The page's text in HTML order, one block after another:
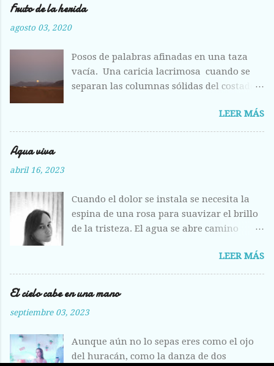
Fruto de la herida
agosto 03, 2020
Posos de palabras afinadas en una taza
vacía. Una caricia lacrimosa cuando se
separan las columnas sólidas del costado.
deshecha de los huesos entrelazados en la
llanura plumosa. Raídas las alas como
el fruto de la herida corriendo calle abajo.
LEER MÁS
Agua viva
abril 16, 2023
Cuando el dolor se instala se necesita la
espina de una rosa para suavizar el brillo
de la tristeza. El agua se abre camino
desprenden como plumas en el aire.
como la riqueza de un marido.
LEER MÁS
El cielo cabe en una mano
septiembre 03, 2023
Aunque aún no lo sepas eres como el ojo
del huracán, como la danza de dos